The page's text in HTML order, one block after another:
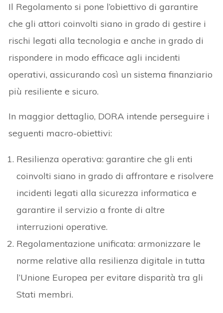
Il Regolamento si pone l’obiettivo di garantire
che gli attori coinvolti siano in grado di gestire i
rischi legati alla tecnologia e anche in grado di
rispondere in modo efficace agli incidenti
operativi, assicurando così un sistema finanziario
più resiliente e sicuro.
In maggior dettaglio, DORA intende perseguire i
seguenti macro-obiettivi:
Resilienza operativa: garantire che gli enti
coinvolti siano in grado di affrontare e risolvere
incidenti legati alla sicurezza informatica e
garantire il servizio a fronte di altre
interruzioni operative.
Regolamentazione unificata: armonizzare le
norme relative alla resilienza digitale in tutta
l’Unione Europea per evitare disparità tra gli
Stati membri.